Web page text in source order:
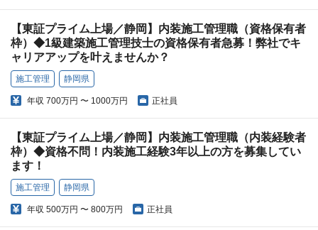
【東証プライム上場／静岡】内装施工管理職（資格保有者
枠）◆1級建築施工管理技士の資格保有者急募！弊社でキ
ャリアアップを叶えませんか？
施工管理 静岡県
年収 700万円 〜 1000万円 正社員
【東証プライム上場／静岡】内装施工管理職（内装経験者
枠）◆資格不問！内装施工経験3年以上の方を募集してい
ます！
施工管理 静岡県
年収 500万円 〜 800万円 正社員